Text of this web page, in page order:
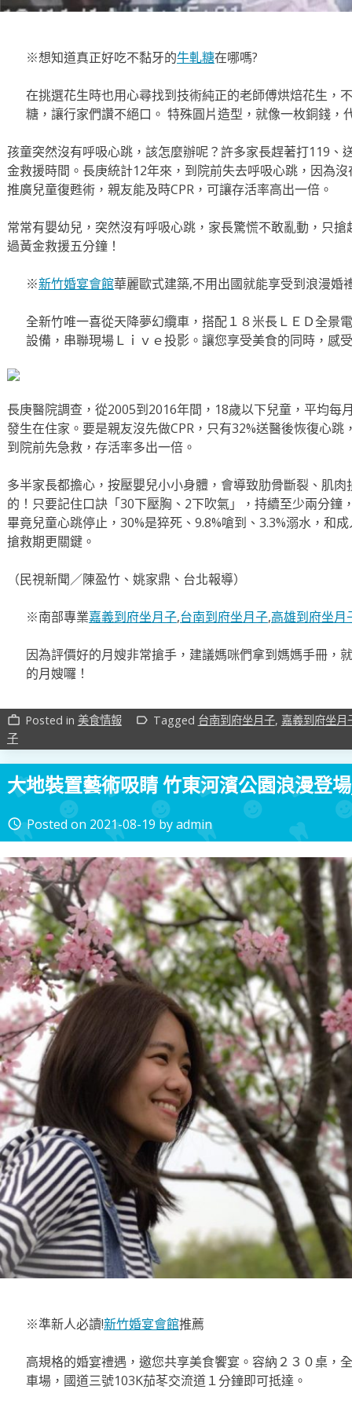
※想知道真正好吃不黏牙的牛軋糖在哪嗎?
在挑選花生時也用心尋找到技術純正的老師傅烘焙花生，
糖，讓行家們讚不絕口。 特殊圓片造型，就像一枚銅錢，
孩童突然沒有呼吸心跳，該怎麼辦呢？許多家長趕著打119、
金救援時間。長庚統計12年來，到院前失去呼吸心跳，因為
推廣兒童復甦術，親友能及時CPR，可讓存活率高出一倍。
常常有嬰幼兒，突然沒有呼吸心跳，家長驚慌不敢亂動，只
過黃金救援五分鐘！
※新竹婚宴會館華麗歐式建築,不用出國就能享受到浪漫婚
全新竹唯一喜從天降夢幻纜車，搭配１８米長ＬＥＤ全景
設備，串聯現場Ｌｉｖｅ投影。讓您享受美食的同時，感
長庚醫院調查，從2005到2016年間，18歲以下兒童，平均每
發生在住家。要是親友沒先做CPR，只有32%送醫後恢復心
到院前先急救，存活率多出一倍。
多半家長都擔心，按壓嬰兒小小身體，會導致肋骨斷裂、肌
的！只要記住口訣「30下壓胸、2下吹氣」，持續至少兩分鐘
畢竟兒童心跳停止，30%是猝死、9.8%嗆到、3.3%溺水，和
搶救期更關鍵。
（民視新聞／陳盈竹、姚家鼎、台北報導）
※南部專業嘉義到府坐月子,台南到府坐月子,高雄到府坐月
因為評價好的月嫂非常搶手，建議媽咪們拿到媽媽手冊，
的月嫂囉！
work_outline Posted in 美食情報 label_outline Tagged 台南到府坐月子, 嘉義到府坐月
子
大地裝置藝術吸睛 竹東河濱公園浪漫登
access_time Posted on 2021-08-19 byadmin
※準新人必讀!新竹婚宴會館推薦
高規格的婚宴禮遇，邀您共享美食饗宴。容納２３０桌，
車場，國道三號103K茄苳交流道１分鐘即可抵達。